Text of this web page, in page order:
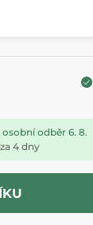
osobní odběr 6. 8.
4 dny